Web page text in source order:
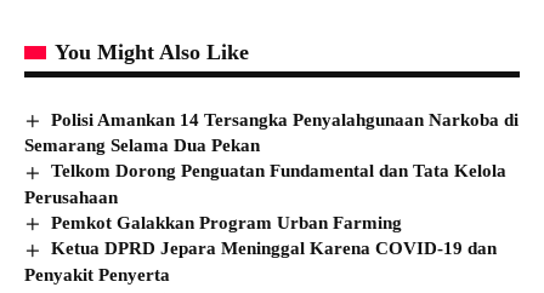
You Might Also Like
Polisi Amankan 14 Tersangka Penyalahgunaan Narkoba di
Semarang Selama Dua Pekan
Telkom Dorong Penguatan Fundamental dan Tata Kelola
Perusahaan
Pemkot Galakkan Program Urban Farming
Ketua DPRD Jepara Meninggal Karena COVID-19 dan
Penyakit Penyerta